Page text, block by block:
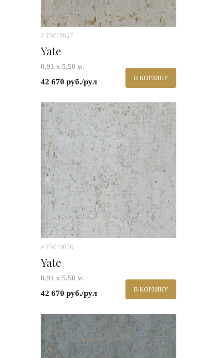
# FW19027
Yate
0,91 х 5,50 м.
42 670 руб./рул В КОРЗИНУ
# FW19026
Yate
0,91 х 5,50 м.
42 670 руб./рул В КОРЗИНУ